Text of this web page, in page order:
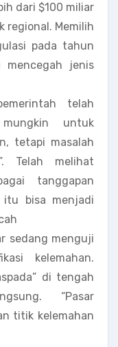
dari $100 miliar
regional. Memilih
pada tahun
jenis
telah
untuk
tetapi masalah
Telah melihat
tanggapan
itu bisa menjadi
sedang menguji
kelemahan.
di tengah
“Pasar
titik kelemahan